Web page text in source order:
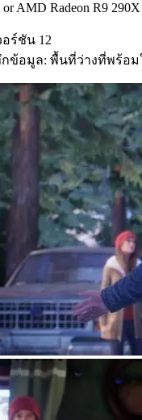
AMD Radeon R9
อร์ชัน 12
ข้อมูล: พื้นที่ว่างที่พร้อม